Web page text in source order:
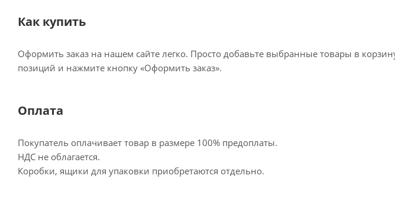
Как купить
Оформить заказ на нашем сайте легко. Просто добавьте выбранные товары в
позиций и нажмите кнопку «Оформить заказ».
Оплата
Покупатель оплачивает товар в размере 100% предоплаты.
НДС не облагается.
Коробки, ящики для упаковки приобретаются отдельно.